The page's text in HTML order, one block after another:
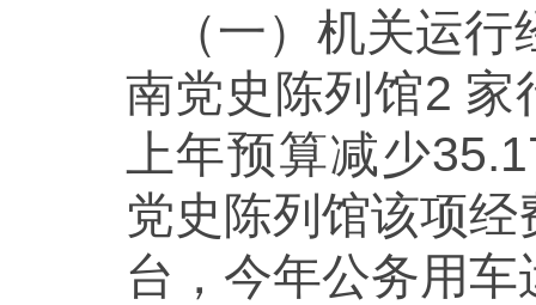
（一）机关运
南党史陈列馆2 家
上年预算减少
党史陈列馆该项
台，今年公务用